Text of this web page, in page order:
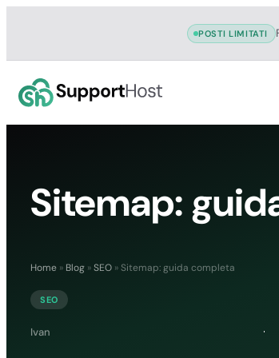
POSTI LIMITATI
Sitemap:
Home » Blog »SEO » Sitemap: guida completa
SEO
Ivan